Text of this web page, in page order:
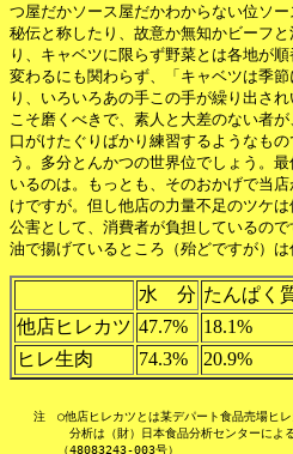
つ屋だかソース屋だかわからない位ソ
秘伝と称したり、故意か無知かビーフ
り、キャベツに限らず野菜とは各地が
変わるにも関わらず、「キャベツは季
り、いろいろあの手この手が繰り出さ
こそ磨くべきで、素人と大差のない者
口がけたぐりばかり練習するようなも
う。多分とんかつの世界位でしょう。
いるのは。もっとも、そのおかげで当
けですが。但し他店の力量不足のツケ
公害として、消費者が負担しているの
水 分 たんぱく
他店ヒレカツ 47.7% 18.1%
ヒレ生肉
74.3% 20.9%
注　○他店ヒレカツとは某デパート食品売場ヒレ
分析は（財）日本食品分析センターによる
（48083243-003号）